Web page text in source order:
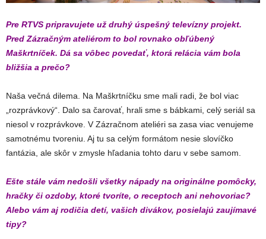
Pre RTVS pripravujete už druhý úspešný televízny projekt.
Pred Zázračným ateliérom to bol rovnako obľúbený
Maškrtníček. Dá sa vôbec povedať, ktorá relácia vám bola
bližšia a prečo?
Naša večná dilema. Na Maškrtníčku sme mali radi, že bol viac
„rozprávkový“. Dalo sa čarovať, hrali sme s bábkami, celý seriál sa
niesol v rozprávkove. V Zázračnom ateliéri sa zasa viac venujeme
samotnému tvoreniu. Aj tu sa celým formátom nesie slovíčko
fantázia, ale skôr v zmysle hľadania tohto daru v sebe samom.
Ešte stále vám nedošli všetky nápady na originálne pomôcky,
hračky či ozdoby, ktoré tvoríte, o receptoch ani nehovoriac?
Alebo vám aj rodičia detí, vašich divákov, posielajú zaujímavé
tipy?